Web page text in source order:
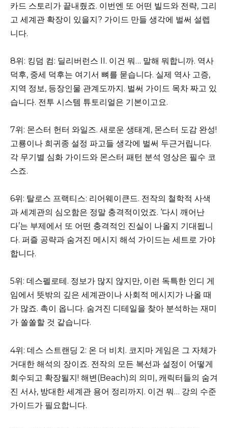
카드 스토리가 끝내줬죠. 이번엔 또 어떤 빌드와 전략, 그리
고 세계관 확장이 있을지? 가이드 만들 생각에 벌써 설렙
니다.
8위: 킹덤 컴: 딜리버런스 II. 이건 뭐… 말해 뭐합니까. 역사
덕후, 중세 덕후는 여기서 뼈를 묻습니다. 실제 역사 고증,
지역 정보, 등장인물 관계도까지. 벌써 가이드 목차 짜고 있
습니다. 전투 시스템 튜토리얼은 기본이고요.
7위: 몬스터 헌터 와일즈. 새로운 생태계, 몬스터 도감 완성!
고룡이나 희귀종 설정 파고들 생각에 벌써 두근거립니다.
각 무기별 심화 가이드와 몬스터 패턴 분석 영상은 필수 코
스죠.
6위: 탈로스 프랙티스: 리어웨이큰드. 전작의 철학적 사색
과 세계관의 심오함은 정말 충격적이었죠. ‘다시 깨어난
다’는 부제에서 또 어떤 충격적인 진실이 나올지 기대됩니
다. 퍼즐 공략과 숨겨진 메시지 해석 가이드는 세트로 가야
합니다.
5위: 데스펠로테. 정보가 많지 않지만, 이런 독특한 인디 게
임에서 뜻밖의 깊은 세계관이나 사회적 메시지가 나올 때
가 많죠. 촉이 옵니다. 숨겨진 디테일을 찾아 분석하는 재미
가 쏠쏠할 것 같습니다.
4위: 데스 스트랜딩 2: 온 더 비치. 코지마 게임은 그 자체가
거대한 해석의 장이죠. 전작의 모든 복선과 설정이 어떻게
회수되고 확장될지! 해변(Beach)의 의미, 캐릭터들의 숨겨
진 서사, 방대한 세계관 용어 정리까지. 이건 뭐… 강의 수준
가이드가 필요합니다.